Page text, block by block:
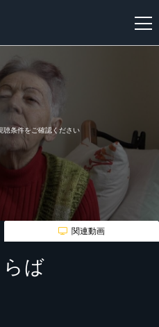
聴条件をご確認ください
関連動画
ば